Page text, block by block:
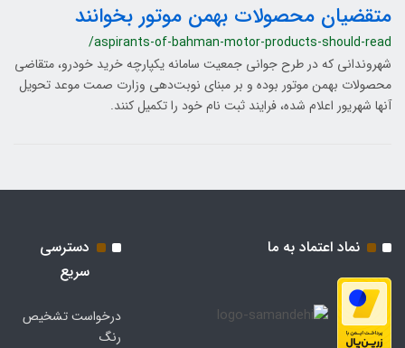
متقضیان محصولات بهمن موتور بخوانند
/aspirants-of-bahman-motor-products-should-read
شهروندانی که در طرح جوانی جمعیت سامانه یکپارچه خرید خودرو، متقاضی
محصولات بهمن موتور بوده و بر مبنای نوبت‌دهی وزارت صمت موعد تحویل
آنها شهریور اعلام شده، فرایند ثبت نام خود را تکمیل کنند.
نماد اعتماد به ما
دسترسی
سریع
درخواست تشخیص
رنگ